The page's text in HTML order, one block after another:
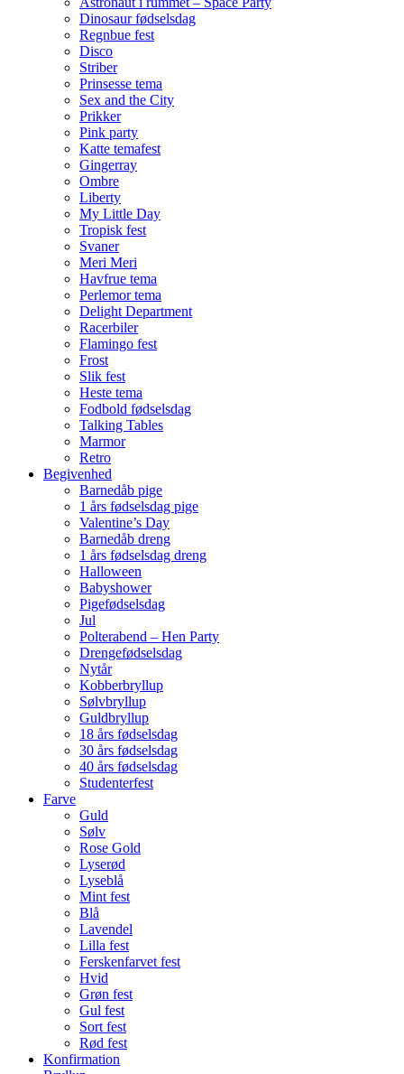
Dinosaur fødselsdag
Regnbue fest
Disco
Striber
Prinsesse tema
Sex and the City
Prikker
Pink party
Katte temafest
Gingerray
Ombre
Liberty
My Little Day
Tropisk fest
Svaner
Meri Meri
Havfrue tema
Perlemor tema
Delight Department
Racerbiler
Flamingo fest
Frost
Slik fest
Heste tema
Fodbold fødselsdag
Talking Tables
Marmor
Retro
Begivenhed
Barnedåb pige
1 års fødselsdag pige
Valentine’s Day
Barnedåb dreng
1 års fødselsdag dreng
Halloween
Babyshower
Pigefødselsdag
Jul
Polterabend – Hen Party
Drengefødselsdag
Nytår
Kobberbryllup
Sølvbryllup
Guldbryllup
18 års fødselsdag
30 års fødselsdag
40 års fødselsdag
Studenterfest
Farve
Guld
Sølv
Rose Gold
Lyserød
Lyseblå
Mint fest
Blå
Lavendel
Lilla fest
Ferskenfarvet fest
Hvid
Grøn fest
Gul fest
Sort fest
Rød fest
Konfirmation